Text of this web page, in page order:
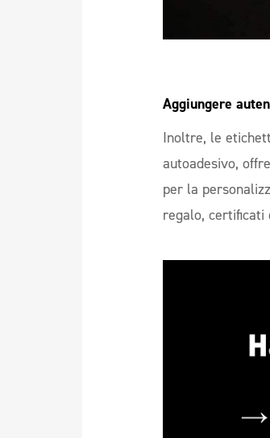
Aggiungere
Inoltre, le
autoadesivo,
per la
regalo,